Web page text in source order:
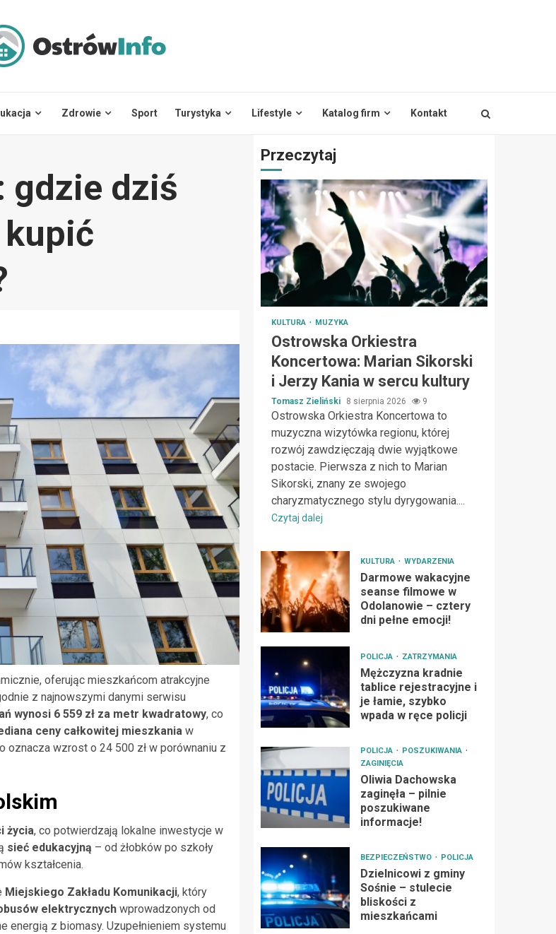
Zdrowie Sport Turystyka Lifestyle Katalog firm Kontakt
gdzie dziś
kupić
oferując mieszkańcom atrakcyjne
z najnowszymi danymi serwisu
wynosi 6 559 zł za metr kwadratowy, co
ceny całkowitej mieszkania w
oznacza wzrost o 24 500 zł w porównaniu z
życia, co potwierdzają lokalne inwestycje w
sieć edukacyjną – od żłobków po szkoły
kształcenia.
Miejskiego Zakładu Komunikacji, który
elektrycznych wprowadzonych od
z biomasy. Uzupełnieniem systemu
Przeczytaj
KULTURA MUZYKA
Ostrowska Orkiestra
Koncertowa: Marian Sikorski
i Jerzy Kania w sercu kultury
Tomasz Zieliński 8 sierpnia 2026 9
Ostrowska Orkiestra Koncertowa to
muzyczna wizytówka regionu, której
rozwój zawdzięczają dwie wyjątkowe
postacie. Pierwsza z nich to Marian
Sikorski, znany ze swojego
charyzmatycznego stylu dyrygowania....
Czytaj dalej
KULTURA WYDARZENIA
Darmowe wakacyjne
seanse filmowe w
Odolanowie – cztery
dni pełne emocji!
POLICJA ZATRZYMANIA
Mężczyzna kradnie
tablice rejestracyjne i
je łamie, szybko
wpada w ręce policji
POLICJA
POSZUKIWANIA
ZAGINIĘCIA
Oliwia Dachowska
zaginęła – pilnie
poszukiwane
informacje!
BEZPIECZEŃSTWO POLICJA
Dzielnicowi z gminy
Sośnie – stulecie
bliskości z
mieszkańcami